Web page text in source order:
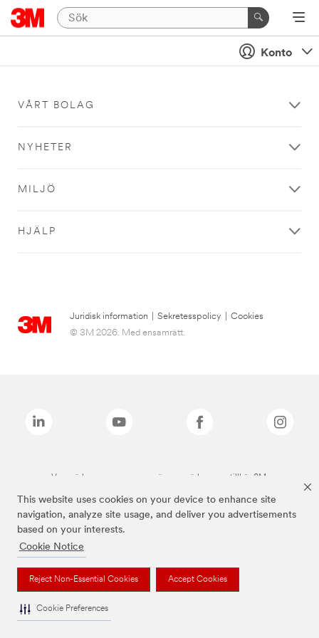
This website uses cookies on your device to enhance site
navigation, analyze site usage, and deliver you advertisements
based on your interests.
Cookie Notice
Reject Non-Essential Cookies Accept Cookies
Cookie Preferences
Konto
VÅRT BOLAG
NYHETER
MILJÖ
HJÄLP
Juridisk information Sekretesspolicy
Cookies
© 3M 2026. Med ensamrätt.
Varumärken som anges ovan är varumärken som tillhör 3M.